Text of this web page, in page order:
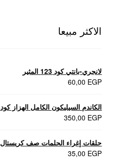
الاكثر مبيعا
لانجري-بانتي كود 123 المثير
60,00 EGP
الكاندم السيليكون الكامل الهزاز كود 1
350,00 EGP
حلقات إغراء الحلمات صف كريستال
35,00 EGP